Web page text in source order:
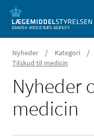
Nyheder / Kategori /
Tilskud til medicin
Nyheder
medicin